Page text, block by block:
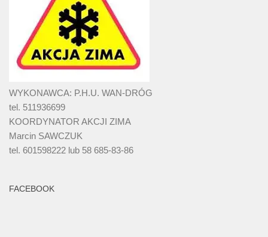
WYKONAWCA: P.H.U. WAN-DRÓG
tel. 511936699
KOORDYNATOR AKCJI ZIMA
Marcin SAWCZUK
tel. 601598222 lub 58 685-83-86
FACEBOOK